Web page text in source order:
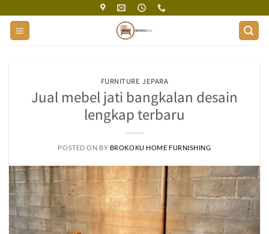
content
FURNITURE JEPARA
Jual mebel jati bangkalan desain
lengkap terbaru
POSTED ON BY BROKOKU HOME FURNISHING